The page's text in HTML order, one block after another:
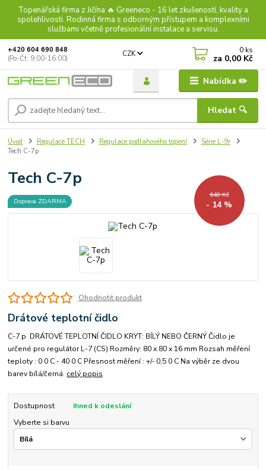
Topenářská firma z Jičína 🔥 Greeneco - 16 let zkušeností, kvality a
spolehlivosti. Rodinná firma s odborným přístupem a komplexními
službami včetně profesionální instalace a servisu.
Nabídka ✏️
CZK
Hledat 🔍
+420 604 690 848
(Po-Čt: 9:00-16:00)
0 ks
za 0,00 Kč
Úvod Regulace TECH Regulace podlahového topení
Série L-9r
Tech C-7p
Tech C-7p
Doprava ZDARMA
648 Kč
- 14 %
Ohodnotit produkt
Drátové teplotní čidlo
C-7 p DRÁTOVÉ TEPLOTNÍ ČIDLO KRYT: BÍLÝ NEBO ČERNÝ Čidlo je
určené pro regulátor L-7 (CS) Rozměry: 80 x 80 x 16 mm Rozsah měření
teploty : 0 0 C - 40 0 C Přesnost měření : +/- 0,5 0 C Na výběr ze dvou
barev bílá/černá. celý popis
Dostupnost
Ihned k odeslání
Vyberte si barvu